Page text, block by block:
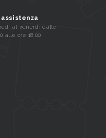
al venerdi dalle
alle ore 18:00